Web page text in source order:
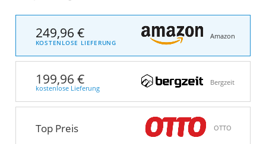
249,96 €
KOSTENLOSE LIEFERUNG
Amazon
199,96 €
kostenlose Lieferung
Bergzeit
Top Preis OTTO